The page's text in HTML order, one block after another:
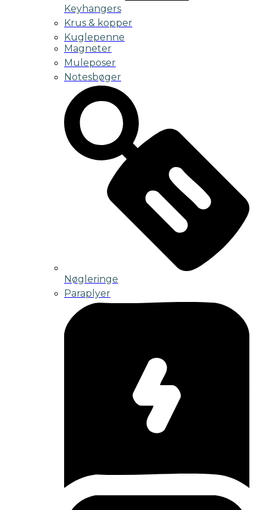
Keyhangers
Krus & kopper
Kuglepenne
Magneter
Muleposer
Notesbøger
Nøgleringe
Paraplyer